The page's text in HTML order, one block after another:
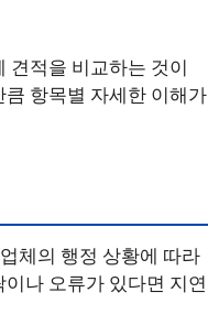
적을 비교하는 것이
항목별 자세한 이해가
체의 행정 상황에 따라
나 오류가 있다면 지연